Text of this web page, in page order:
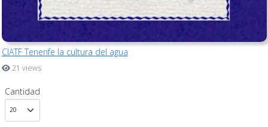
CIATF Tenerife la cultura del agua
21 views
Cantidad